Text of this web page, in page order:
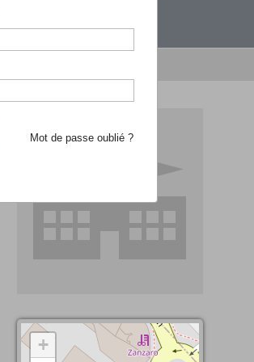
recherche d'école
+
Mot de passe oublié ?